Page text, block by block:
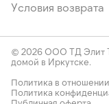
Условия возврата
© 2026 ООО ТД Элит
домой в Иркутске.
Политика в
Политика